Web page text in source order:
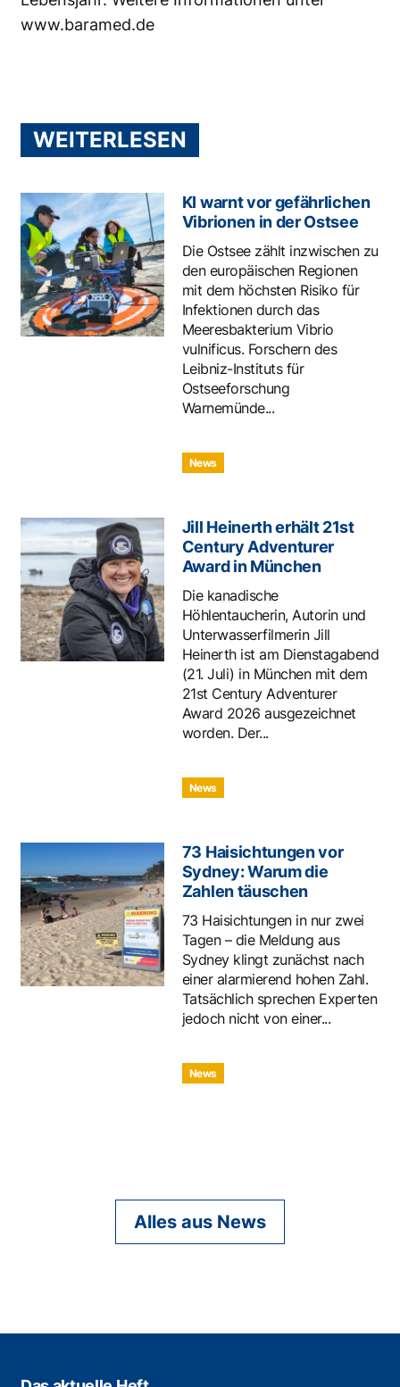
www.baramed.de
WEITERLESEN
KI warnt vor gefährlichen
Vibrionen in der Ostsee
Die Ostsee zählt inzwischen zu
den europäischen Regionen
mit dem höchsten Risiko für
Infektionen durch das
Meeresbakterium Vibrio
vulnificus. Forschern des
Leibniz-Instituts für
Ostseeforschung
Warnemünde...
News
Jill Heinerth erhält 21st
Century Adventurer
Award in München
Die kanadische
Höhlentaucherin, Autorin und
Unterwasserfilmerin Jill
Heinerth ist am Dienstagabend
(21. Juli) in München mit dem
21st Century Adventurer
Award 2026 ausgezeichnet
worden. Der...
News
73 Haisichtungen vor
Sydney: Warum die
Zahlen täuschen
73 Haisichtungen in nur zwei
Tagen – die Meldung aus
Sydney klingt zunächst nach
einer alarmierend hohen Zahl.
Tatsächlich sprechen Experten
jedoch nicht von einer...
News
Alles aus News